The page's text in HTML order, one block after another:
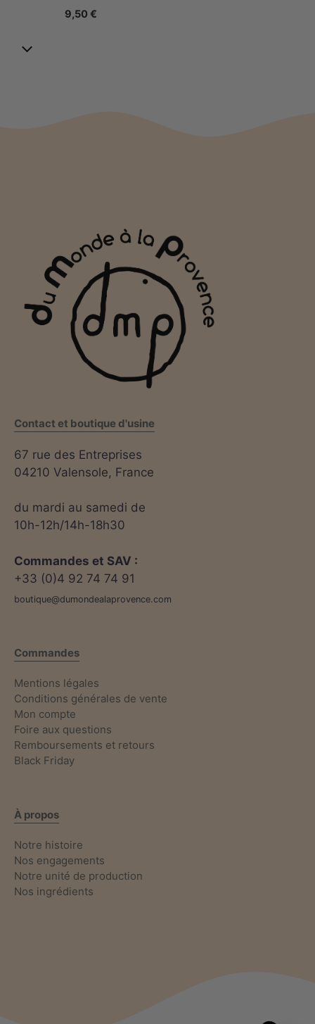
9,50 €
Contact et boutique d'usine
67 rue des Entreprises
04210 Valensole, France
du mardi au samedi de
10h-12h/14h-18h30
Commandes et SAV :
+33 (0)4 92 74 74 91
boutique@dumondealaprovence.com
Commandes
Mentions légales
Conditions générales de vente
Mon compte
Foire aux questions
Remboursements et retours
Black Friday
À propos
Notre histoire
Nos engagements
Notre unité de production
Nos ingrédients